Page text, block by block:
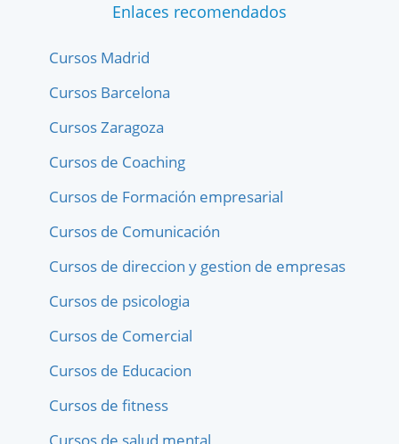
Enlaces recomendados
Cursos Madrid
Cursos Barcelona
Cursos Zaragoza
Cursos de Coaching
Cursos de Formación empresarial
Cursos de Comunicación
Cursos de direccion y gestion de empresas
Cursos de psicologia
Cursos de Comercial
Cursos de Educacion
Cursos de fitness